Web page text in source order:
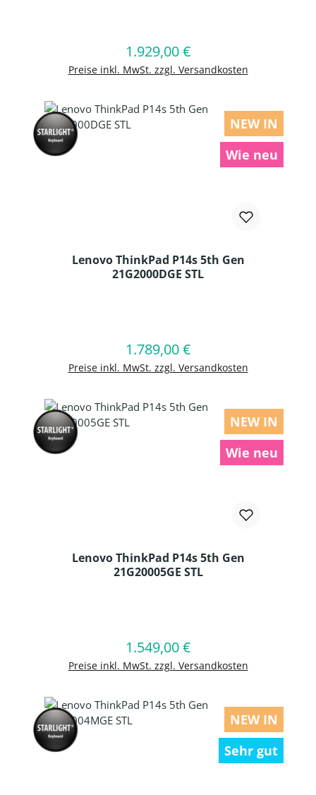
Regulärer Preis:
1.929,00 €
Preise inkl. MwSt. zzgl. Versandkosten
In den Warenkorb
NEW IN
Wie neu
Lenovo ThinkPad P14s 5th Gen
21G2000DGE STL
Regulärer Preis:
1.789,00 €
Preise inkl. MwSt. zzgl. Versandkosten
In den Warenkorb
NEW IN
Wie neu
Lenovo ThinkPad P14s 5th Gen
21G20005GE STL
Regulärer Preis:
1.549,00 €
Preise inkl. MwSt. zzgl. Versandkosten
In den Warenkorb
NEW IN
Sehr gut